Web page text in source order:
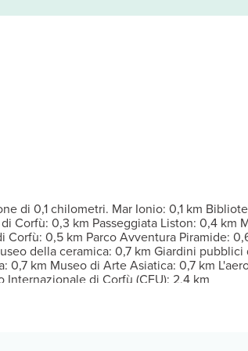
di 0,1 chilometri. Mar Ionio: 0,1 km
Corfù: 0,3 km Passeggiata Liston: 0,4 km
0,5 km Parco Avventura Piramide:
della ceramica: 0,7 km Giardini pubblici
0,7 km Museo di Arte Asiatica: 0,7 km
di Corfù (CFU): 2,4 km
letto con materasso memory foam,
come il Wi-Fi gratuito. Questo hotel in
e una reception aperta 24 ore su 24.
il servizio in camera con